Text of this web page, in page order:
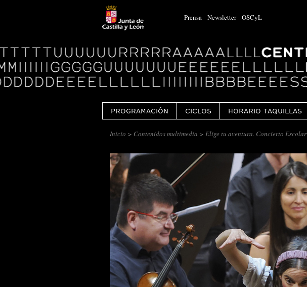
Prensa Newsletter OSCyL
Logo
Centro
Cultural
Miguel
Delibes
PROGRAMACIÓN CICLOS HORARIO TAQUILLAS
Inicio > Contenidos multimedia > Elige tu aventura. Concierto Escolar